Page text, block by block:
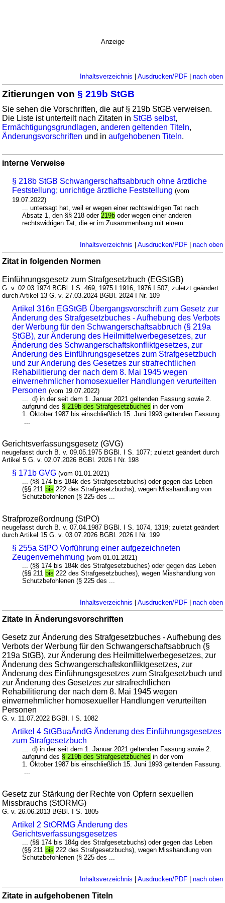
Anzeige
Inhaltsverzeichnis | Ausdrucken/PDF| nach oben
Zitierungen von§ 219b StGB
Sie sehen die Vorschriften, die auf § 219b StGB verweisen.
Die Liste ist unterteilt nach Zitaten in StGB selbst,
Ermächtigungsgrundlagen,anderen geltenden Titeln,
Änderungsvorschriften und inaufgehobenen Titeln.
interne Verweise
§ 218b StGB Schwangerschaftsabbruch ohne ärztliche
Feststellung; unrichtige ärztliche Feststellung (vom
19.07.2022)
... untersagt hat, weil er wegen einer rechtswidrigen Tat nach
Absatz 1, den §§ 218 oder 219b oder wegen einer anderen
rechtswidrigen Tat, die er im Zusammenhang mit einem ...
Inhaltsverzeichnis | Ausdrucken/PDF| nach oben
Zitat in folgenden Normen
Einführungsgesetz zum Strafgesetzbuch (EGStGB)
G. v. 02.03.1974 BGBl. I S. 469, 1975 I 1916, 1976 I 507; zuletzt geändert
durch Artikel 13 G. v. 27.03.2024 BGBl. 2024 I Nr. 109
Artikel 316n EGStGB Übergangsvorschrift zum Gesetz zur
Änderung des Strafgesetzbuches - Aufhebung des Verbots
der Werbung für den Schwangerschaftsabbruch (§ 219a
StGB), zur Änderung des Heilmittelwerbegesetzes, zur
Änderung des Schwangerschaftskonfliktgesetzes, zur
Änderung des Einführungsgesetzes zum Strafgesetzbuch
und zur Änderung des Gesetzes zur strafrechtlichen
Rehabilitierung der nach dem 8. Mai 1945 wegen
einvernehmlicher homosexueller Handlungen verurteilten
Personen (vom 19.07.2022)
... d) in der seit dem 1. Januar 2021 geltenden Fassung sowie 2.
aufgrund des § 219b des Strafgesetzbuches in der vom
1. Oktober 1987 bis einschließlich 15. Juni 1993 geltenden Fassung.
Gerichtsverfassungsgesetz (GVG)
neugefasst durch B. v. 09.05.1975 BGBl. I S. 1077; zuletzt geändert durch
Artikel 5 G. v. 02.07.2026 BGBl. 2026 I Nr. 198
§ 171b GVG (vom 01.01.2021)
... (§§ 174 bis 184k des Strafgesetzbuchs) oder gegen das Leben
(§§ 211bis 222 des Strafgesetzbuchs), wegen Misshandlung von
Schutzbefohlenen (§ 225 des ...
Strafprozeßordnung (StPO)
neugefasst durch B. v. 07.04.1987 BGBl. I S. 1074, 1319; zuletzt geändert
durch Artikel 15 G. v. 03.07.2026 BGBl. 2026 I Nr. 199
§ 255a StPO Vorführung einer aufgezeichneten
Zeugenvernehmung (vom 01.01.2021)
... (§§ 174 bis 184k des Strafgesetzbuches) oder gegen das Leben
(§§ 211bis 222 des Strafgesetzbuches), wegen Misshandlung von
Schutzbefohlenen (§ 225 des ...
Inhaltsverzeichnis | Ausdrucken/PDF| nach oben
Zitate in Änderungsvorschriften
Gesetz zur Änderung des Strafgesetzbuches - Aufhebung des
Verbots der Werbung für den Schwangerschaftsabbruch (§
219a StGB), zur Änderung des Heilmittelwerbegesetzes, zur
Änderung des Schwangerschaftskonfliktgesetzes, zur
Änderung des Einführungsgesetzes zum Strafgesetzbuch und
zur Änderung des Gesetzes zur strafrechtlichen
Rehabilitierung der nach dem 8. Mai 1945 wegen
einvernehmlicher homosexueller Handlungen verurteilten
Personen
G. v. 11.07.2022 BGBl. I S. 1082
Artikel 4 StGBuaÄndG Änderung des Einführungsgesetzes
zum Strafgesetzbuch
... d) in der seit dem 1. Januar 2021 geltenden Fassung sowie 2.
aufgrund des § 219b des Strafgesetzbuches in der vom
1. Oktober 1987 bis einschließlich 15. Juni 1993 geltenden Fassung.
Gesetz zur Stärkung der Rechte von Opfern sexuellen
Missbrauchs (StORMG)
G. v. 26.06.2013 BGBl. I S. 1805
Artikel 2 StORMG Änderung des
Gerichtsverfassungsgesetzes
... (§§ 174 bis 184g des Strafgesetzbuchs) oder gegen das Leben
(§§ 211bis 222 des Strafgesetzbuchs), wegen Misshandlung von
Schutzbefohlenen (§ 225 des ...
Inhaltsverzeichnis | Ausdrucken/PDF| nach oben
Zitate in aufgehobenen Titeln